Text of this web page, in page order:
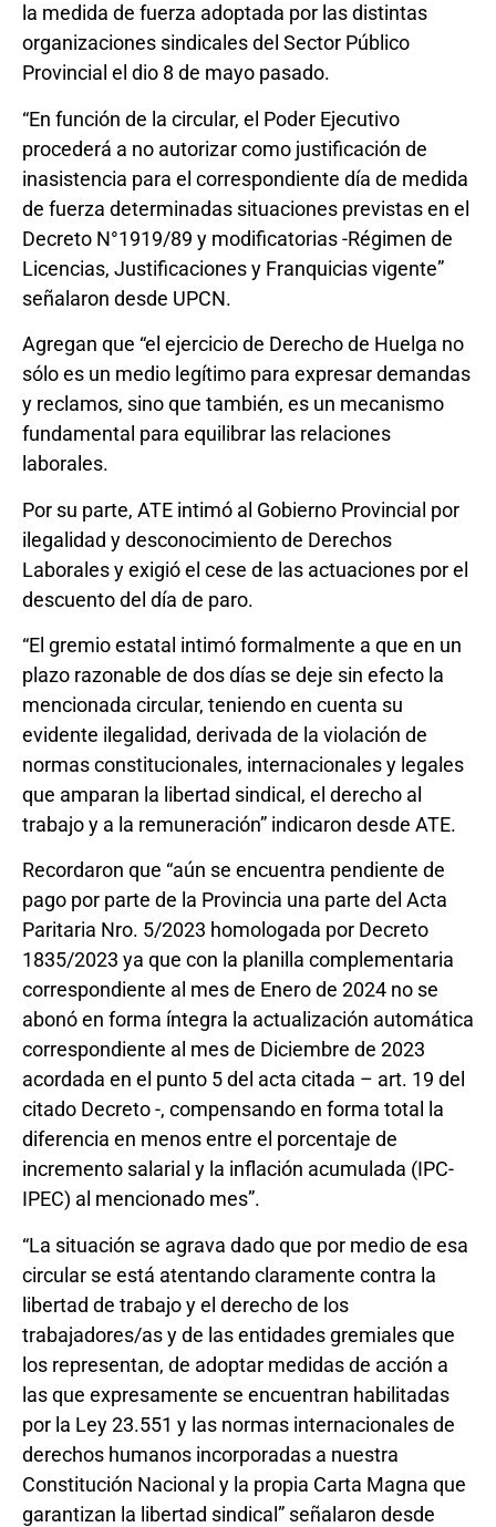
la medida de fuerza adoptada por las distintas
organizaciones sindicales del Sector Público
Provincial el dio 8 de mayo pasado.
“En función de la circular, el Poder Ejecutivo
procederá a no autorizar como justificación de
inasistencia para el correspondiente día de medida
de fuerza determinadas situaciones previstas en el
Decreto N°1919/89 y modificatorias -Régimen de
Licencias, Justificaciones y Franquicias vigente”
señalaron desde UPCN.
Agregan que “el ejercicio de Derecho de Huelga no
sólo es un medio legítimo para expresar demandas
y reclamos, sino que también, es un mecanismo
fundamental para equilibrar las relaciones
laborales.
Por su parte, ATE intimó al Gobierno Provincial por
ilegalidad y desconocimiento de Derechos
Laborales y exigió el cese de las actuaciones por el
descuento del día de paro.
“El gremio estatal intimó formalmente a que en un
plazo razonable de dos días se deje sin efecto la
mencionada circular, teniendo en cuenta su
evidente ilegalidad, derivada de la violación de
normas constitucionales, internacionales y legales
que amparan la libertad sindical, el derecho al
trabajo y a la remuneración” indicaron desde ATE.
Recordaron que “aún se encuentra pendiente de
pago por parte de la Provincia una parte del Acta
Paritaria Nro. 5/2023 homologada por Decreto
1835/2023 ya que con la planilla complementaria
correspondiente al mes de Enero de 2024 no se
abonó en forma íntegra la actualización automática
correspondiente al mes de Diciembre de 2023
acordada en el punto 5 del acta citada – art. 19 del
citado Decreto -, compensando en forma total la
diferencia en menos entre el porcentaje de
incremento salarial y la inflación acumulada (IPC-
IPEC) al mencionado mes”.
“La situación se agrava dado que por medio de esa
circular se está atentando claramente contra la
libertad de trabajo y el derecho de los
trabajadores/as y de las entidades gremiales que
los representan, de adoptar medidas de acción a
las que expresamente se encuentran habilitadas
por la Ley 23.551 y las normas internacionales de
derechos humanos incorporadas a nuestra
Constitución Nacional y la propia Carta Magna que
garantizan la libertad sindical” señalaron desde